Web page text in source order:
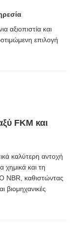
αξιοπιστία και
επιλογή
FKM και
καλύτερη αντοχή
χημικά και τη
NBR, καθιστώντας
βιομηχανικές